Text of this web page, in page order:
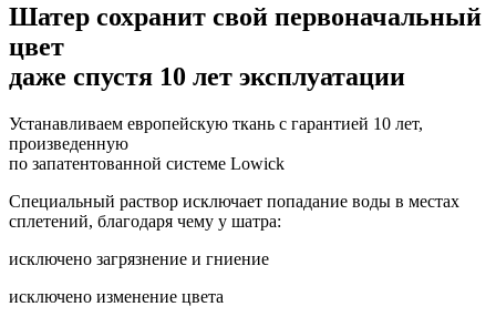
Шатер сохранит свой первоначальный
цвет
даже спустя 10 лет эксплуатации
Устанавливаем европейскую ткань с гарантией 10 лет,
произведенную
по запатентованной системе Lowick
Специальный раствор исключает попадание воды в местах
сплетений, благодаря чему у шатра:
исключено загрязнение и гниение
исключено изменение цвета